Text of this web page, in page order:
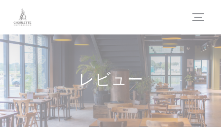
クッキー利用の管理について
レビュー